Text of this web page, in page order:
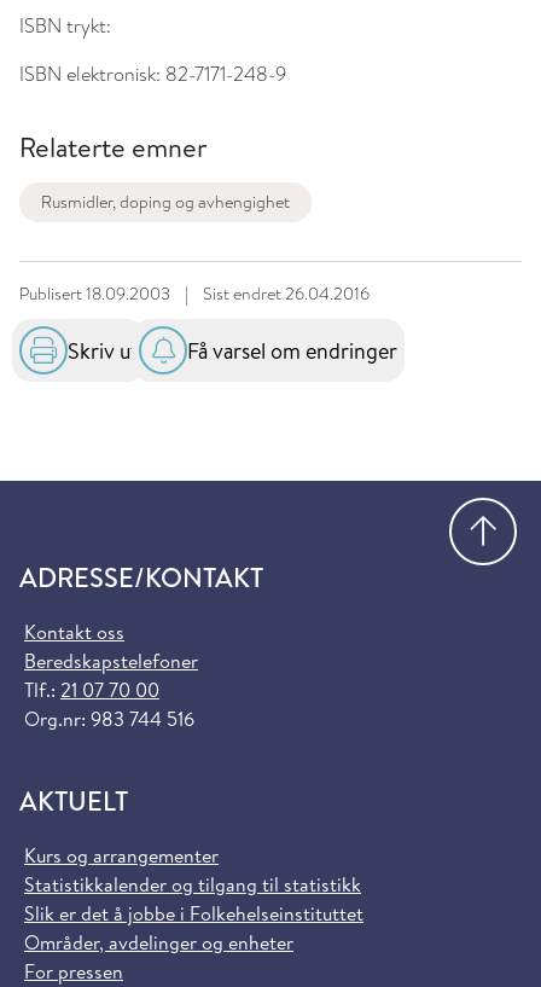
ISBN trykt:
ISBN elektronisk: 82-7171-248-9
Relaterte emner
Rusmidler, doping og avhengighet
Publisert18.09.2003 | Sist endret26.04.2016
Skriv ut Få varsel om endringer
ADRESSE/KONTAKT
Kontakt oss
Beredskapstelefoner
Tlf.: 21 07 70 00
Org.nr: 983 744 516
AKTUELT
Kurs og arrangementer
Statistikkalender og tilgang til statistikk
Slik er det å jobbe i Folkehelseinstituttet
Områder, avdelinger og enheter
For pressen